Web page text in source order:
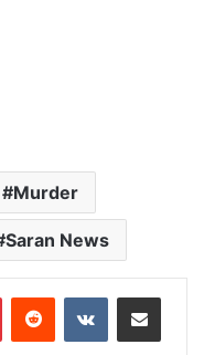
Murder
Saran News
PinterestReddit VKontakteShare via Email